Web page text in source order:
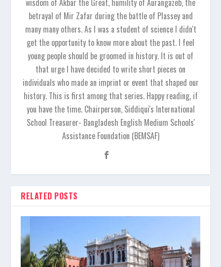
betrayal of Mir Zafar during the battle of Plassey and
many many others. As I was a student of science I didn't
get the opportunity to know more about the past. I feel
young people should be groomed in history. It is out of
that urge I have decided to write short pieces on
individuals who made an imprint or event that shaped our
history. This is first among that series. Happy reading, if
you have the time. Chairperson, Siddiqui's International
School Treasurer- Bangladesh English Medium Schools'
Assistance Foundation (BEMSAF)
RELATED POSTS